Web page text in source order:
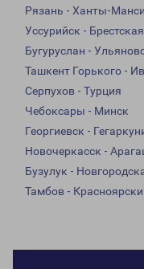
Рязань - Ханты-
Уссурийск -
Бугуруслан -
Ташкент Горького -
Серпухов - Турция
Чебоксары - Минск
Георгиевск -
Новочеркасск -
Бузулук -
Тамбов -